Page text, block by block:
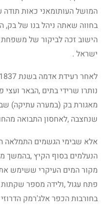
המושל העותומאני כאות
בחווה שאתה ניהל בנו של
הישוב זכה לביקור של משפחת
ישראל .
נותרו שרידי בתים ,הבאר
מאגורת בק (במערה עתיקה)
שנחצבה ,לאחסון התבואה
אלא שבימי הגשמים התמלאה
הנעלמים בסוף הקיץ ,בהמשך
מקור המים העיקרי ששימש
פתח עגול ,ולידה מספר
בחורבות הכפר אלג'רמק